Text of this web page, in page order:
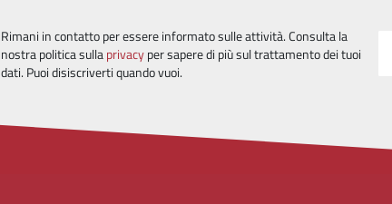
Rimani in contatto per essere informato sulle attività. Consulta la
nostra politica sullaprivacyper sapere di più sul trattamento dei tuoi
dati. Puoi disiscriverti quando vuoi.